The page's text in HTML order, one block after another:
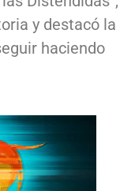
y destacó la
haciendo